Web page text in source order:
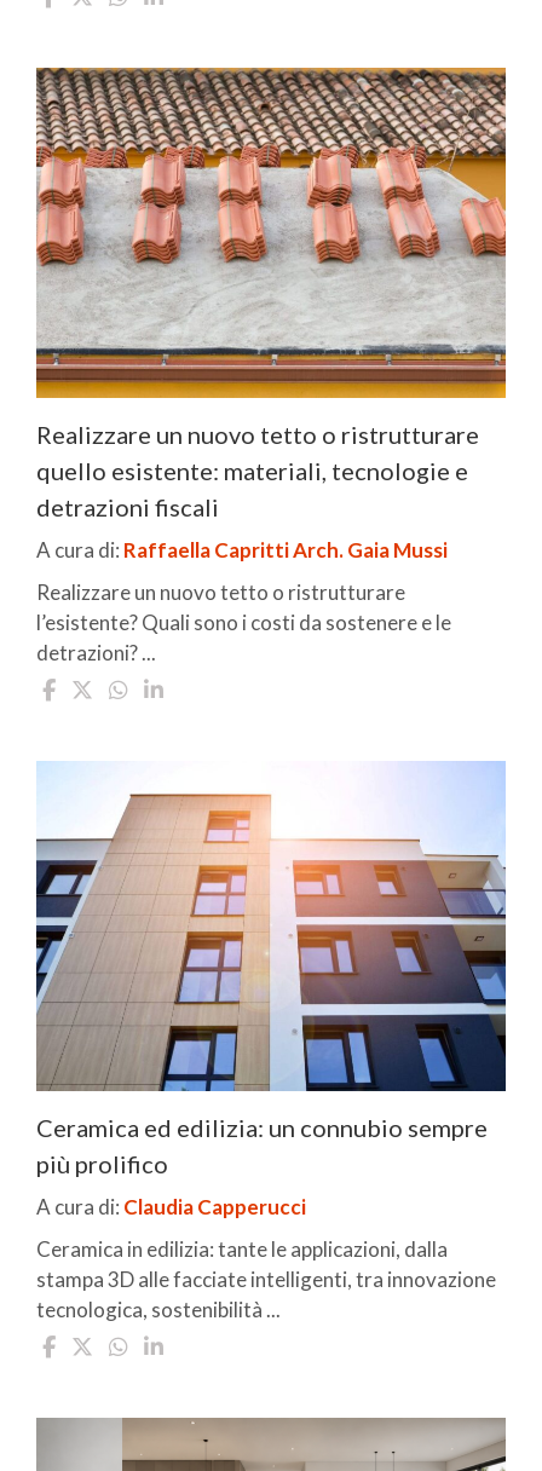
Realizzare un nuovo tetto o ristrutturare
quello esistente: materiali, tecnologie e
detrazioni fiscali
A cura di: Raffaella CaprittiArch. Gaia Mussi
Realizzare un nuovo tetto o ristrutturare
l’esistente? Quali sono i costi da sostenere e le
detrazioni? ...
Ceramica ed edilizia: un connubio sempre
più prolifico
A cura di: Claudia Capperucci
Ceramica in edilizia: tante le applicazioni, dalla
stampa 3D alle facciate intelligenti, tra innovazione
tecnologica, sostenibilità ...